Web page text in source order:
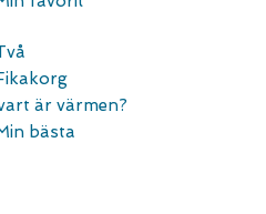
är värmen?
bästa